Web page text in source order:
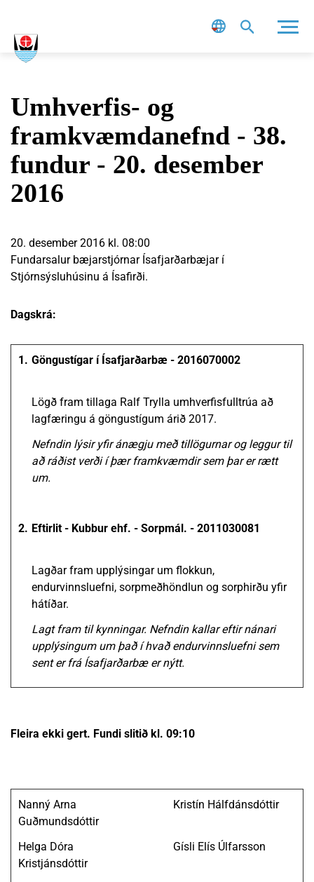
Umhverfis- og
framkvæmdanefnd - 38.
fundur - 20. desember
2016
20. desember 2016 kl. 08:00
Fundarsalur bæjarstjórnar Ísafjarðarbæjar í
Stjórnsýsluhúsinu á Ísafirði.
Dagskrá:
1. Göngustígar í Ísafjarðarbæ - 2016070002
Lögð fram tillaga Ralf Trylla umhverfisfulltrúa að
lagfæringu á göngustígum árið 2017.
Nefndin lýsir yfir ánægju með tillögurnar og leggur til
að ráðist verði í þær framkvæmdir sem þar er rætt
um.
2. Eftirlit - Kubbur ehf. - Sorpmál. - 2011030081
Lagðar fram upplýsingar um flokkun,
endurvinnsluefni, sorpmeðhöndlun og sorphirðu yfir
hátíðar.
Lagt fram til kynningar. Nefndin kallar eftir nánari
upplýsingum um það í hvað endurvinnsluefni sem
sent er frá Ísafjarðarbæ er nýtt.
Fleira ekki gert. Fundi slitið kl. 09:10
Nanný Arna
Guðmundsdóttir
Kristín Hálfdánsdóttir
Helga Dóra
Kristjánsdóttir
Gísli Elís Úlfarsson